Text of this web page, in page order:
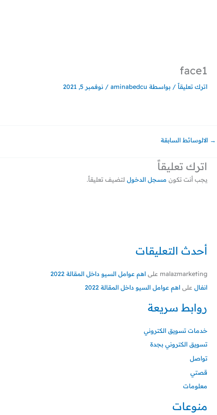
أحدث التعليقات
malazmarketing على اهم عوامل السيو داخل المقالة 2022
انفال على اهم عوامل السيو داخل المقالة 2022
روابط سريعة
خدمات تسويق الكتروني
تسويق الكتروني بجدة
تواصل
قصتي
معلومات
منوعات
face1
اترك تعليقاً / بواسطة aminabedcu
/ نوفمبر 5, 2021
→ الالوسائط السابقة
اترك تعليقاً
يجب أنت تكون مسجل الدخول لتضيف تعليقاً.